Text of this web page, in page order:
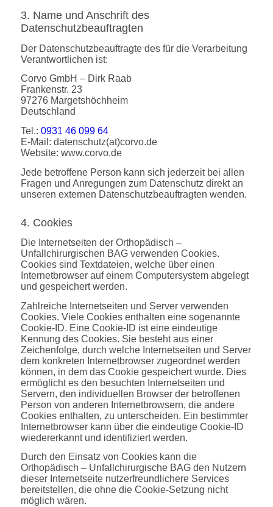
3. Name und Anschrift des
Datenschutzbeauftragten
Der Datenschutzbeauftragte des für die Verarbeitung
Verantwortlichen ist:
Corvo GmbH – Dirk Raab
Frankenstr. 23
97276 Margetshöchheim
Deutschland
Tel.: 0931 46 099 64
E-Mail: datenschutz(at)corvo.de
Website: www.corvo.de
Jede betroffene Person kann sich jederzeit bei allen
Fragen und Anregungen zum Datenschutz direkt an
unseren externen Datenschutzbeauftragten wenden.
4. Cookies
Die Internetseiten der Orthopädisch –
Unfallchirurgischen BAG verwenden Cookies.
Cookies sind Textdateien, welche über einen
Internetbrowser auf einem Computersystem abgelegt
und gespeichert werden.
Zahlreiche Internetseiten und Server verwenden
Cookies. Viele Cookies enthalten eine sogenannte
Cookie-ID. Eine Cookie-ID ist eine eindeutige
Kennung des Cookies. Sie besteht aus einer
Zeichenfolge, durch welche Internetseiten und Server
dem konkreten Internetbrowser zugeordnet werden
können, in dem das Cookie gespeichert wurde. Dies
ermöglicht es den besuchten Internetseiten und
Servern, den individuellen Browser der betroffenen
Person von anderen Internetbrowsern, die andere
Cookies enthalten, zu unterscheiden. Ein bestimmter
Internetbrowser kann über die eindeutige Cookie-ID
wiedererkannt und identifiziert werden.
Durch den Einsatz von Cookies kann die
Orthopädisch – Unfallchirurgische BAG den Nutzern
dieser Internetseite nutzerfreundlichere Services
bereitstellen, die ohne die Cookie-Setzung nicht
möglich wären.